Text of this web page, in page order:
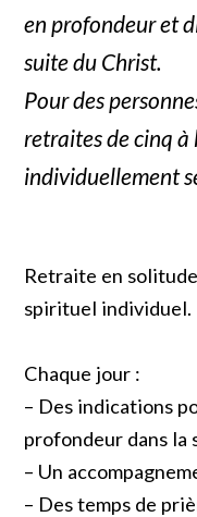
en profondeur et
suite du Christ.
Pour des
retraites de cinq
individuellement
Retraite en
spirituel individuel.
Chaque jour :
– Des indications
profondeur dans
– Un
– Des temps de